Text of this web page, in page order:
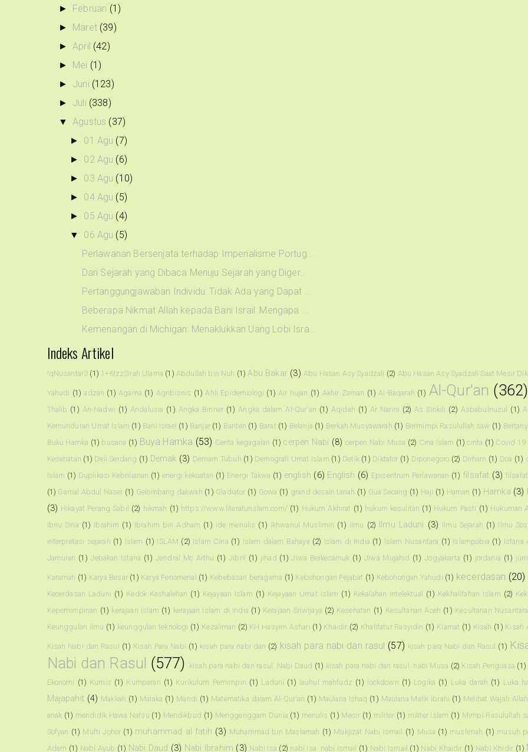
► Februari (1)
► Maret (39)
► April (42)
► Mei (1)
► Juni (123)
► Juli (338)
▼ Agustus (37)
► 01 Agu (7)
► 02 Agu (6)
► 03 Agu (10)
► 04 Agu (5)
► 05 Agu (4)
▼ 06 Agu (5)
Perlawanan Bersenjata terhadap Imperialisme Portug...
Dari Sejarah yang Dibaca Menuju Sejarah yang Diger...
Pertanggungjawaban Individu: Tidak Ada yang Dapat ...
Beberapa Nikmat Allah kepada Bani Israil: Mengapa ...
Kemenangan di Michigan: Menaklukkan Uang Lobi Isra...
Indeks Artikel
!qNusantar3 (1) 1+6!zzSirah Ulama (1) Abdullah bin Nuh (1) Abu Bakar (3) Abu Hasan Asy Syadzali (2) Abu Hasan Asy Syadzali Saat Mesir
Yahudi (1) adzan (1) Agama (1) Agribisnis (1) Ahli Epidemiologi (1) Air hujan (1) Akhir Zaman (1) Al-Baqarah (1) Al-Qur'an (362)
Thalib (1) An-Nadwi (1) Andalusia (1) Angka Binner (1) Angka dalam Al-Qur'an (1) Aqidah (1) Ar Narini (2) As Sinkili (2) Asbabulnuzul (1)
Kemunduran Umat Islam (1) Bani Israel (1) Banjar (1) Banten (1) Barat (1) Belanja (1) Berkah Musyawarah (1) Bermimpi Rasulullah saw (1)
Buku Hamka (1) busana (1) Buya Hamka (53) Cerita kegagalan (1) cerpen Nabi (8) cerpen Nabi Musa (2) Cina Islam (1) cinta (1) Covid 19
Kesehatan (1) Deli Serdang (1) Demak (3) Demam Tubuh (1) Demografi Umat Islam (1) Detik (1) Diktator (1) Diponegoro (2) Dirham (1) Doa (1)
Islam (1) Duplikasi Kebrilianan (1) energi kekuatan (1) Energi Takwa (1) english (6) English (6) Episentrum Perlawanan (1) filsafat (3)
(1) Gamal Abdul Naser (1) Gelombang dakwah (1) Gladiator (1) Gowa (1) grand desain tanah (1) Gua Secang (1) Haji (1) Haman (1) Hamka (3)
(3) Hikayat Perang Sabil (2) hikmah (1) https://www.literaturislam.com/ (1) Hukum Akhirat (1) hukum kesulitan (1) Hukum Pasti (1) Hukuman
Ibnu Sina (1) Ibrahim (1) Ibrahim bin Adham (1) ide menulis (1) Ikhwanul Muslimin (1) ilmu (2) Ilmu Laduni (3) Ilmu Sejarah (1) Ilmu
interpretasi sejarah (1) Islam (1) ISLAM (2) Islam Cina (1) Islam dalam Bahaya (2) Islam di India (1) Islam Nusantara (1) Islampobia (1) Istana
Jamuran (1) Jebakan Istana (1) Jendral Mc Arthu (1) Jibril (1) jihad (1) Jiwa Berkecamuk (1) Jiwa Mujahid (1) Jogyakarta (1) jordania (1)
Karamah (1) Karya Besar (1) Karya Fenomenal (1) Kebebasan beragama (1) Kebohongan Pejabat (1) Kebohongan Yahudi (1) kecerdasan (20)
Kecerdasan Laduni (1) Kedok Keshalehan (1) Kejayaan Islam (1) Kejayaan Umat Islam (1) Kekalahan Intelektual (1) Kekhalifahan Islam (2)
Kepemimpinan (1) kerajaan Islam (1) kerajaan Islam di India (1) Kerajaan Sriwijaya (2) Kesehatan (1) Kesultanan Aceh (1) Kesultanan Nusantara
Keunggulan ilmu (1) keunggulan teknologi (1) Kezaliman (2) KH Hasyim Ashari (1) Khaidir (2) Khalifatur Rasyidin (1) Kiamat (1) Kisah (1) Kisah
Kisah Nabi dan Rasul (1) Kisah Para Nabi (1) kisah para nabi dan (2) kisah para nabi dan rasul (57) kisah para Nabi dan Rasul (1)
Nabi dan Rasul (577) kisah para nabi dan rasul. Nabi Daud (1) kisah para nabi dan rasul. nabi Musa (2) Kisah Penguasa (1)
Ekonomi (1) Kumis (1) Kumparan (1) Kurikulum Pemimpin (1) Laduni (1) lauhul mahfudz (1) lockdown (1) Logika (1) Luka darah (1) Luka
Majapahit (4) Makkah (1) Malaka (1) Mandi (1) Matematika dalam Al-Qur'an (1) Maulana Ishaq (1) Maulana Malik Ibrahi (1) Melihat Wajah Allah
anak (1) mendidik Hawa Nafsu (1) Mendikbud (1) Menggenggam Dunia (1) menulis (1) Mesir (1) militer (1) militer Islam (1) Mimpi Rasulullah
Sofyan (1) Mufti Johor (1) muhammad al fatih (3) Muhammad bin Maslamah (1) Mukjizat Nabi Ismail (1) Musa (1) muslimah (1) musuh
Adam (1) Nabi Ayub (1) Nabi Daud (3) Nabi Ibrahim (3) Nabi Isa (2) nabi Isa. nabi ismail (1) Nabi Ismail (1) Nabi Khaidir (1) Nabi Khidir (1)